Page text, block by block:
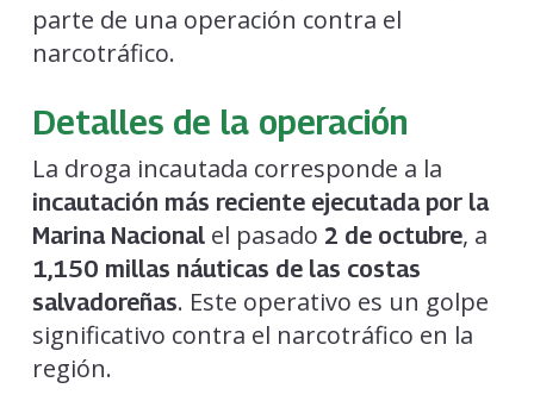
parte de una operación contra el
narcotráfico.
Detalles de la operación
La droga incautada corresponde a la
incautación más reciente ejecutada por la
Marina Nacionalel pasado 2 de octubre, a
1,150 millas náuticas de las costas
salvadoreñas. Este operativo es un golpe
significativo contra el narcotráfico en la
región.